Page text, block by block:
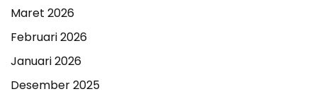
Maret 2026
Februari 2026
Januari 2026
Desember 2025